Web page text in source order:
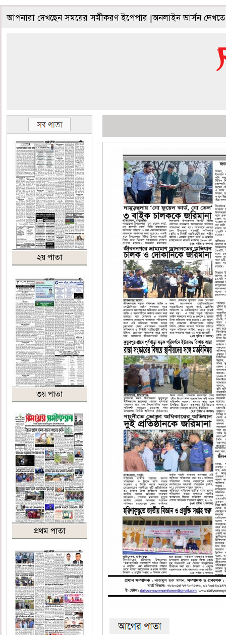
আপনারা দেখছেন সময়ের সমীকরণ ইপেপার |অনলাইন ভার্সন
২য় পাতা
৩য় পাতা
প্রথম পাতা